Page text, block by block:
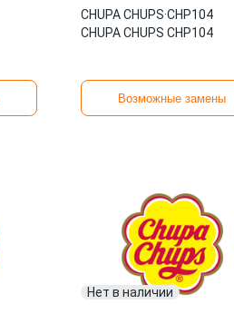
CHUPA CHUPS·CHP104
CHUPA CHUPS CHP104
Возможные замены
Нет в наличии